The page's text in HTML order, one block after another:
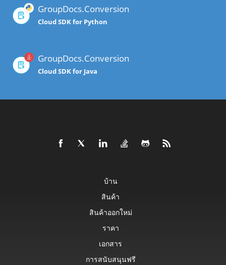
GroupDocs.Conversion
Cloud SDK for Python
GroupDocs.Conversion
Cloud SDK for Java
บ้าน
สินค้า
สินค้าออกใหม่
ราคา
เอกสาร
การสนับสนุนฟรี